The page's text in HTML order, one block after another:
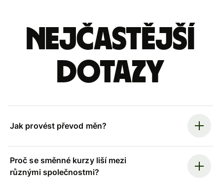
Nejčastější
dotazy
Jak provést převod měn?
Proč se směnné kurzy liší mezi
různými společnostmi?